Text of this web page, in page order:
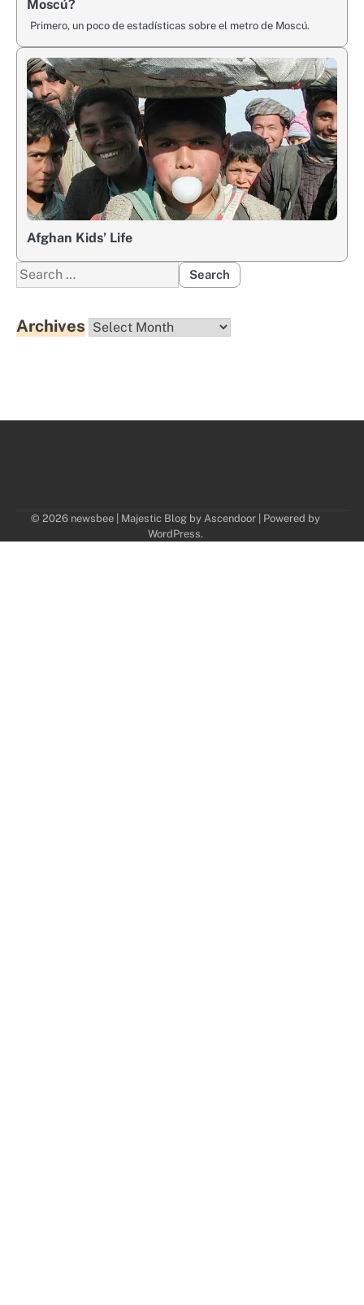
Moscú?
Primero, un poco de estadísticas sobre el metro de Moscú.
Afghan Kids’ Life
Search
for:
Archives Archives
© 2026 newsbee | Majestic Blog by Ascendoor | Powered by
WordPress.